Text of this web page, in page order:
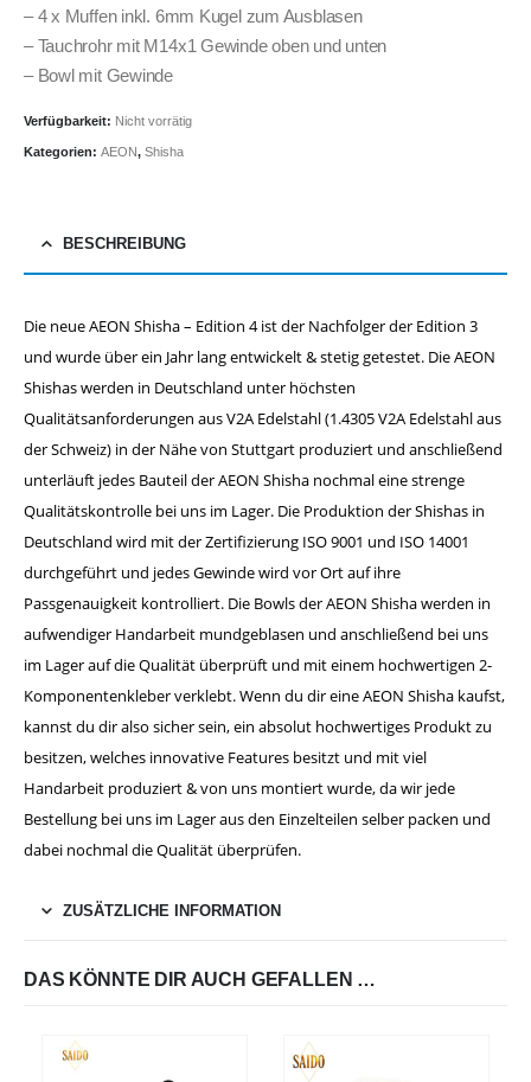
– 4 x Muffen inkl. 6mm Kugel zum Ausblasen
– Tauchrohr mit M14x1 Gewinde oben und unten
– Bowl mit Gewinde
Verfügbarkeit: Nicht vorrätig
Kategorien: AEON, Shisha
BESCHREIBUNG
Die neue AEON Shisha – Edition 4 ist der Nachfolger der Edition 3
und wurde über ein Jahr lang entwickelt & stetig getestet. Die AEON
Shishas werden in Deutschland unter höchsten
Qualitätsanforderungen aus V2A Edelstahl (1.4305 V2A Edelstahl aus
der Schweiz) in der Nähe von Stuttgart produziert und anschließend
unterläuft jedes Bauteil der AEON Shisha nochmal eine strenge
Qualitätskontrolle bei uns im Lager. Die Produktion der Shishas in
Deutschland wird mit der Zertifizierung ISO 9001 und ISO 14001
durchgeführt und jedes Gewinde wird vor Ort auf ihre
Passgenauigkeit kontrolliert. Die Bowls der AEON Shisha werden in
aufwendiger Handarbeit mundgeblasen und anschließend bei uns
im Lager auf die Qualität überprüft und mit einem hochwertigen 2-
Komponentenkleber verklebt. Wenn du dir eine AEON Shisha kaufst,
kannst du dir also sicher sein, ein absolut hochwertiges Produkt zu
besitzen, welches innovative Features besitzt und mit viel
Handarbeit produziert & von uns montiert wurde, da wir jede
Bestellung bei uns im Lager aus den Einzelteilen selber packen und
dabei nochmal die Qualität überprüfen.
ZUSÄTZLICHE INFORMATION
DAS KÖNNTE DIR AUCH GEFALLEN …